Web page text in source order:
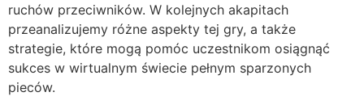
ruchów przeciwników. W kolejnych akapitach
przeanalizujemy różne aspekty tej gry, a także
strategie, które mogą pomóc uczestnikom osiągnąć
sukces w wirtualnym świecie pełnym sparzonych
pieców.